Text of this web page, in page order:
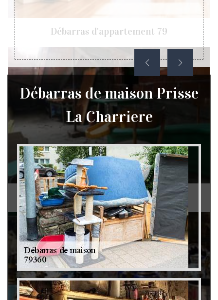
Débarras d'appartement 79
Débarras de grenier et cave 79
au
que
Débarras de maison Prisse
La Charriere